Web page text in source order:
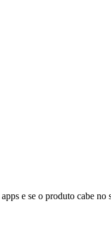
e se o produto cabe no